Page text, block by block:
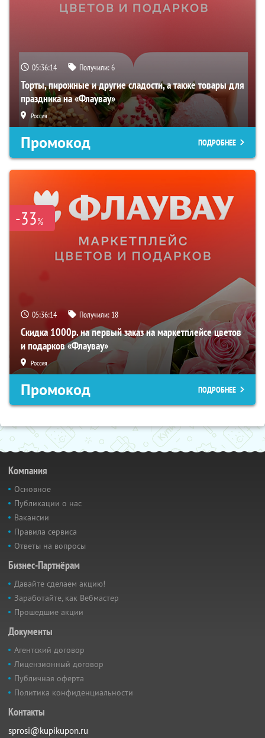
05:36:13 Получили:6
Торты, пирожные и другие сладости, а также товары для
праздника на «Флаувау»
Россия
Промокод ПОДРОБНЕЕ
-33%
05:36:13 Получили: 18
Скидка 1000р. на первый заказ на маркетплейсе цветов
и подарков «Флаувау»
Россия
Промокод ПОДРОБНЕЕ
Компания
Основное
Публикации о нас
Вакансии
Правила сервиса
Ответы на вопросы
Бизнес-Партнёрам
Давайте сделаем акцию!
Заработайте, как Вебмастер
Прошедшие акции
Документы
Агентский договор
Лицензионный договор
Публичная оферта
Политика конфиденциальности
Контакты
sprosi@kupikupon.ru